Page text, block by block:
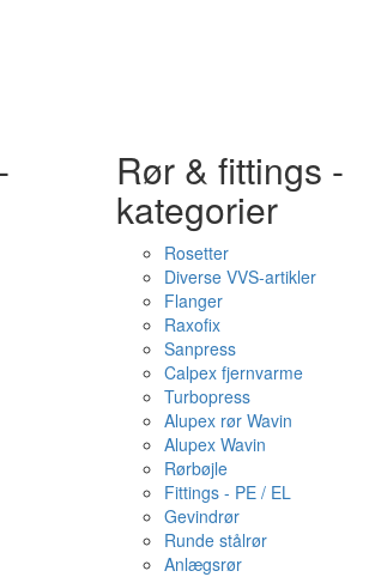
Rør & fittings -
kategorier
Rosetter
Diverse VVS-artikler
Flanger
Raxofix
Sanpress
Calpex fjernvarme
Turbopress
Alupex rør Wavin
Alupex Wavin
Rørbøjle
Fittings - PE / EL
Gevindrør
Runde stålrør
Anlægsrør